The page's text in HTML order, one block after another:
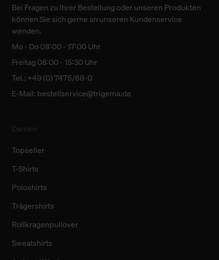
Bei Fragen zu Ihrer Bestellung oder unseren Produkten
können Sie sich gerne an unseren Kundenservice
wenden.
Mo - Do 08:00 - 17:00 Uhr
Freitag 08:00 - 15:30 Uhr
Tel.: +49 (0) 7475/88-0
E-Mail: bestellservice@trigema.de
Topseller
T-Shirts
Poloshirts
Trägershirts
Rollkragenpullover
Sweatshirts